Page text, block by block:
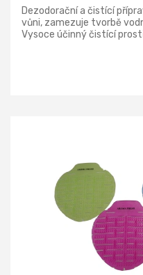
Dezodorační a čistící
vůni, zamezuje tvorbě
Vysoce účinný čistící
dezodoruje a omezuje